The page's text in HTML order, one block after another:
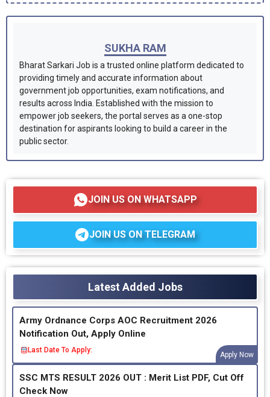
SUKHA RAM
Bharat Sarkari Job is a trusted online platform dedicated to
providing timely and accurate information about
government job opportunities, exam notifications, and
results across India. Established with the mission to
empower job seekers, the portal serves as a one-stop
destination for aspirants looking to build a career in the
public sector.
JOIN US ON WHATSAPP
JOIN US ON TELEGRAM
Latest Added Jobs
Army Ordnance Corps AOC Recruitment 2026
Notification Out, Apply Online
Last Date To Apply:
Apply Now
SSC MTS RESULT 2026 OUT : Merit List PDF, Cut Off
Check Now